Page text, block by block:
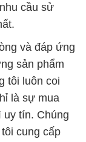
cầu sử
và đáp ứng
sản phẩm
tôi luôn coi
là sự mua
uy tín. Chúng
cung cấp